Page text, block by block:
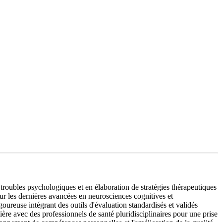
psychologiques et en élaboration de stratégies thérapeutiques
les dernières avancées en neurosciences cognitives et
intégrant des outils d'évaluation standardisés et validés
avec des professionnels de santé pluridisciplinaires pour une prise